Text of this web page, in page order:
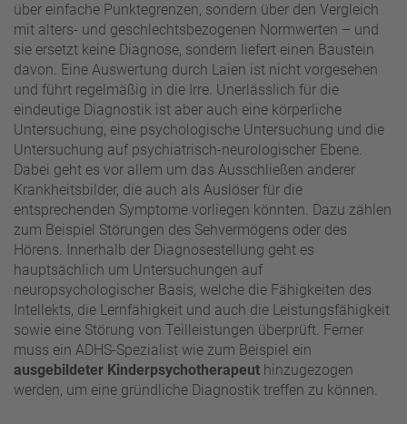
über einfache Punktegrenzen, sondern über den Vergleich
mit alters- und geschlechtsbezogenen Normwerten – und
sie ersetzt keine Diagnose, sondern liefert einen Baustein
davon. Eine Auswertung durch Laien ist nicht vorgesehen
und führt regelmäßig in die Irre. Unerlässlich für die
eindeutige Diagnostik ist aber auch eine körperliche
Untersuchung, eine psychologische Untersuchung und die
Untersuchung auf psychiatrisch-neurologischer Ebene.
Dabei geht es vor allem um das Ausschließen anderer
Krankheitsbilder, die auch als Auslöser für die
entsprechenden Symptome vorliegen könnten. Dazu zählen
zum Beispiel Störungen des Sehvermögens oder des
Hörens. Innerhalb der Diagnosestellung geht es
hauptsächlich um Untersuchungen auf
neuropsychologischer Basis, welche die Fähigkeiten des
Intellekts, die Lernfähigkeit und auch die Leistungsfähigkeit
sowie eine Störung von Teilleistungen überprüft. Ferner
muss ein ADHS-Spezialist wie zum Beispiel ein
ausgebildeter Kinderpsychotherapeut hinzugezogen
werden, um eine gründliche Diagnostik treffen zu können.